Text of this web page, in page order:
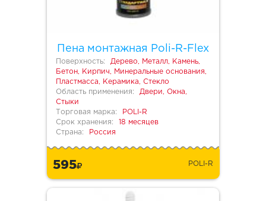
Пена монтажная Poli-R-Flex
Поверхность:
Дерево, Металл, Камень,
Бетон, Кирпич, Минеральные основания,
Пластмасса, Керамика, Стекло
Область применения:
Двери, Окна,
Стыки
Торговая марка:
POLI-R
Срок хранения:
18 месяцев
Страна:
Россия
595 POLI-R